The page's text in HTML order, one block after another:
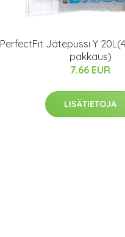
PerfectFit Jätepussi Y
pakkaus)
7.66 EUR
LISÄTIETOJA